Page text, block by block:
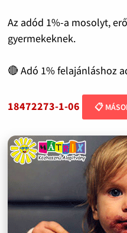
Az adód 1%-a mosolyt,
gyermekeknek.
🔴 Adó 1% felajánláshoz
18472273-1-06 📋